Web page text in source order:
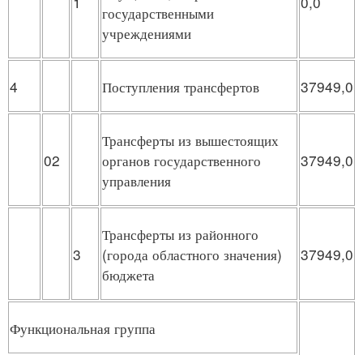
государственными
учреждениями
4 Поступления трансфертов 37949,0
02
Трансферты из вышестоящих
органов государственного
управления
37949,0
3
Трансферты из районного
(города областного значения)
бюджета
37949,0
Функциональная группа